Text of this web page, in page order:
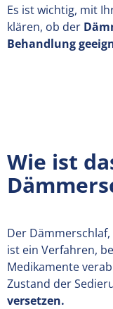
Es ist wichtig, mit
klären, ob der
Behandlung
Wie ist
Der
ist ein Verfahren,
Medikamente
Zustand der
versetzen.